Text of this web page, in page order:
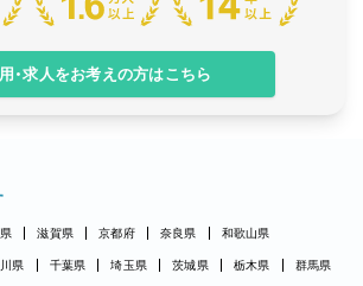
・求人をお考えの方はこちら
滋賀県 京都府 奈良県 和歌山県
県 千葉県 埼玉県 茨城県 栃木県 群馬県